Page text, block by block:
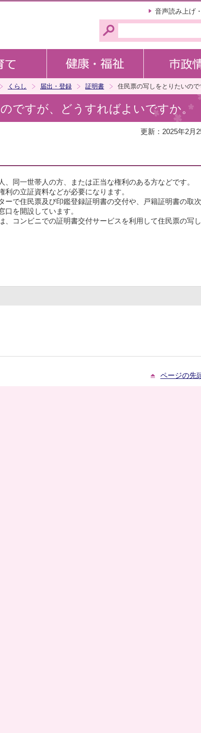
音声読み上げ
くらし 届出・登録 証明書 住民票の写しをとりたいので
ですが、どうすればよいですか。
更新：2025年2月
同一世帯人の方、または正当な権利のある方などです。
の立証資料などが必要になります。
ーで住民票及び印鑑登録証明書の交付や、戸籍証明書の取次
口を開設しています。
、コンビニでの証明書交付サービスを利用して住民票の写し
ページの先